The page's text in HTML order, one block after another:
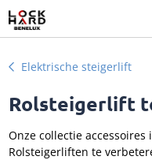
Elektrische steigerlift
Rolsteigerlift
Onze collectie
Rolsteigerliften te